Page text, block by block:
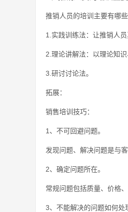
推销人员的培训主要有哪些
1.实践训练法：让推销人
2.理论讲解法：以理论知
3.研讨讨论法。
拓展：
销售培训技巧：
1、不可回避问题。
发现问题、解决问题是与
2、确定问题所在。
常规问题包括质量、价格
3、不能解决的问题如何处